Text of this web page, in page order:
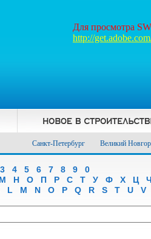
Для просмотра
http://
Великий
Санкт-Петербург
3 4 5 6 7 8 9
0
М Н О П Р С Т У Ф Х Ц Ч
L M N O P Q R S T U V